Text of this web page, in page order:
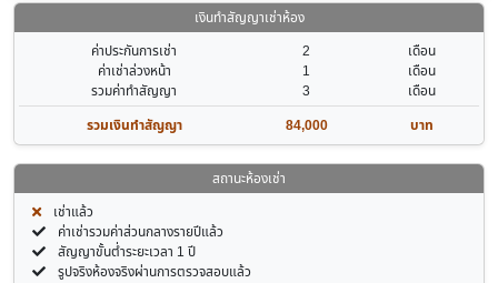
เงินทำสัญญาเช่าห้อง
ค่าประกันการเช่า
2
เดือน
ค่าเช่าล่วงหน้า
1
เดือน
รวมค่าทำสัญญา
3
เดือน
รวมเงินทำสัญญา
84,000 บาท
สถานะห้องเช่า
เช่าแล้ว
ค่าเช่ารวมค่าส่วนกลางรายปีแล้ว
สัญญาขั้นต่ำระยะเวลา 1 ปี
รูปจริงห้องจริงผ่านการตรวจสอบแล้ว